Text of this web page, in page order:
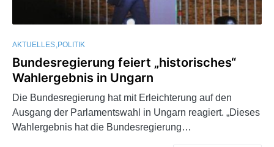
AKTUELLES POLITIK
Bundesregierung feiert „historisches“
Wahlergebnis in Ungarn
Die Bundesregierung hat mit Erleichterung auf den
Ausgang der Parlamentswahl in Ungarn reagiert. „Dieses
Wahlergebnis hat die Bundesregierung…